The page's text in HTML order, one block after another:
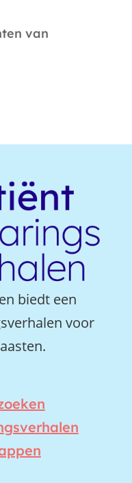
van
biedt een
voor